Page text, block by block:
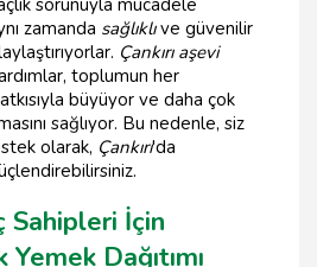
zamanda sağlıklıve güvenilir
Çankırı aşevi
toplumun her
büyüyor ve daha çok
sağlıyor. Bu nedenle, siz
olarak, Çankırı'da
Sahipleri İçin
Dağıtımı